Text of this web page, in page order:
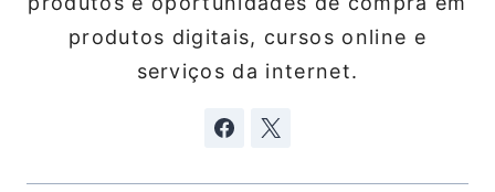
produtos digitais, cursos online e
serviços da internet.